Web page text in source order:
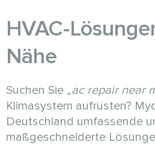
HVAC-
Nähe
Suchen Sie „ac repair near
Klimasystem aufrüsten?
Deutschland umfassende
maßgeschneiderte